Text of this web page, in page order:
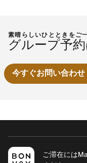
素晴らしいひとときをご
グループ予
今すぐお問い合わ
ご滞在には